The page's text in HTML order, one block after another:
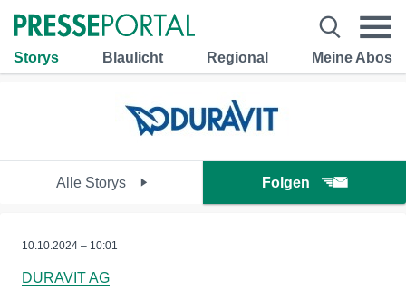
Storys Blaulicht Regional Meine Abos
Alle Storys Folgen
10.10.2024 – 10:01
DURAVIT AG